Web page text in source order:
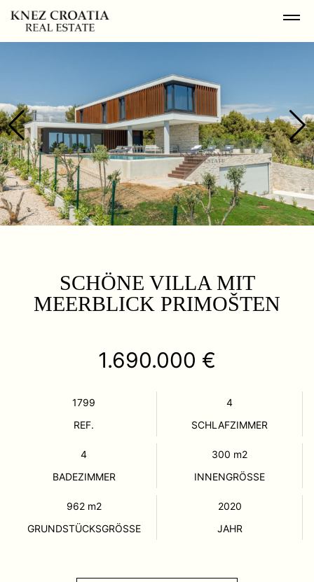
SCHÖNE VILLA MIT
MEERBLICK PRIMOŠTEN
1.690.000 €
1799
REF.
4
SCHLAFZIMMER
4
BADEZIMMER
300 m2
INNENGRÖSSE
962 m2
GRUNDSTÜCKSGRÖSSE
2020
JAHR